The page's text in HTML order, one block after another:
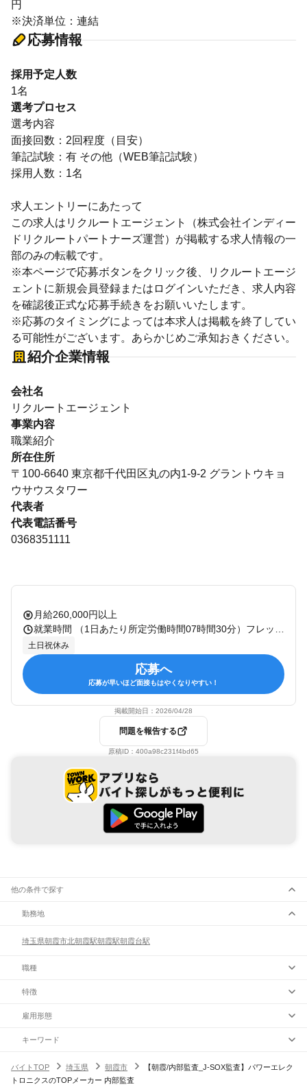
円
※決済単位：連結
応募情報
採用予定人数
1名
選考プロセス
選考内容
面接回数：2回程度（目安）
筆記試験：有 その他（WEB筆記試験）
採用人数：1名
求人エントリーにあたって
この求人はリクルートエージェント（株式会社インディー
ドリクルートパートナーズ運営）が掲載する求人情報の一
部のみの転載です。
※本ページで応募ボタンをクリック後、リクルートエージ
ェントに新規会員登録またはログインいただき、求人内容
を確認後正式な応募手続きをお願いいたします。
※応募のタイミングによっては本求人は掲載を終了してい
る可能性がございます。あらかじめご承知おきください。
紹介企業情報
会社名
リクルートエージェント
事業内容
職業紹介
所在住所
〒100-6640 東京都千代田区丸の内1-9-2 グラントウキョ
ウサウスタワー
代表者
代表電話番号
0368351111
月給260,000円以上
土日祝休み
応募へ
応募が早いほど面接もはやくなりやすい！
掲載開始日： 2026/04/28
問題を報告する
原稿ID： 400a98c231f4bd65
他の条件で探す
勤務地
埼玉県朝霞市北朝霞駅朝霞駅朝霞台駅
職種
特徴
雇用形態
キーワード
バイトTOP 埼玉県 朝霞市
【朝霞/内部監査_J-SOX監査】パワーエレク
トロニクスのTOPメーカー 内部監査